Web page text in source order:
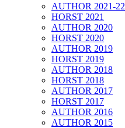
AUTHOR 2021-22
HORST 2021
AUTHOR 2020
HORST 2020
AUTHOR 2019
HORST 2019
AUTHOR 2018
HORST 2018
AUTHOR 2017
HORST 2017
AUTHOR 2016
AUTHOR 2015